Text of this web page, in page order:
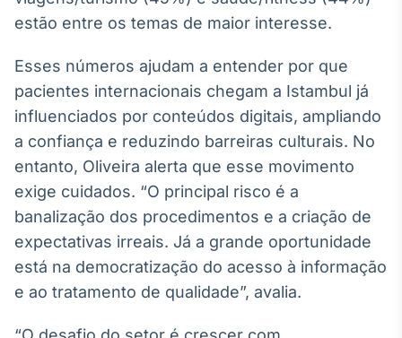
estão entre os temas de maior interesse.
Esses números ajudam a entender por que
pacientes internacionais chegam a Istambul já
influenciados por conteúdos digitais, ampliando
a confiança e reduzindo barreiras culturais. No
entanto, Oliveira alerta que esse movimento
exige cuidados. “O principal risco é a
banalização dos procedimentos e a criação de
expectativas irreais. Já a grande oportunidade
está na democratização do acesso à informação
e ao tratamento de qualidade”, avalia.